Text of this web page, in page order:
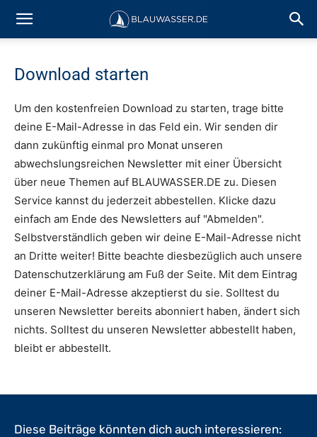
Download starten
Um den kostenfreien Download zu starten, trage bitte
deine E-Mail-Adresse in das Feld ein. Wir senden dir
dann zukünftig einmal pro Monat unseren
abwechslungsreichen Newsletter mit einer Übersicht
über neue Themen auf BLAUWASSER.DE zu. Diesen
Service kannst du jederzeit abbestellen. Klicke dazu
einfach am Ende des Newsletters auf "Abmelden".
Selbstverständlich geben wir deine E-Mail-Adresse nicht
an Dritte weiter! Bitte beachte diesbezüglich auch unsere
Datenschutzerklärung am Fuß der Seite. Mit dem Eintrag
deiner E-Mail-Adresse akzeptierst du sie. Solltest du
unseren Newsletter bereits abonniert haben, ändert sich
nichts. Solltest du unseren Newsletter abbestellt haben,
bleibt er abbestellt.
Diese Beiträge könnten dich auch interessieren: